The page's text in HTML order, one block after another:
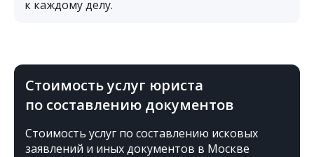
к каждому делу.
Стоимость услуг юриста
по составлению документов
Стоимость услуг по составлению исковых
заявлений и иных документов в Москве